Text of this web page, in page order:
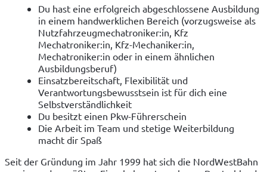
Du hast eine erfolgreich abgeschlossene Ausbildung
in einem handwerklichen Bereich (vorzugsweise als
Nutzfahrzeugmechatroniker:in, Kfz
Mechatroniker:in, Kfz-Mechaniker:in,
Mechatroniker:in oder in einem ähnlichen
Ausbildungsberuf)
Einsatzbereitschaft, Flexibilität und
Verantwortungsbewusstsein ist für dich eine
Selbstverständlichkeit
Du besitzt einen Pkw-Führerschein
Die Arbeit im Team und stetige Weiterbildung
macht dir Spaß
Seit der Gründung im Jahr 1999 hat sich die NordWestBahn